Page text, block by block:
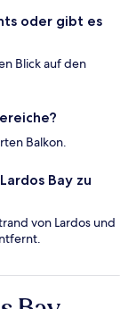
oder gibt es
Blick auf den
Balkon.
Bay zu
von Lardos und